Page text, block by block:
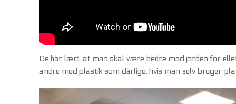
De har lært, at man skal være bedre mod jorden for
andre med plastik som dårlige, hvis man selv bruger